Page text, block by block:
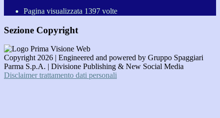
Pagina visualizzata 1397 volte
Sezione Copyright
Copyright 2026 | Engineered and powered by Gruppo Spaggiari
Parma S.p.A. | Divisione Publishing & New Social Media
Disclaimer trattamento dati personali